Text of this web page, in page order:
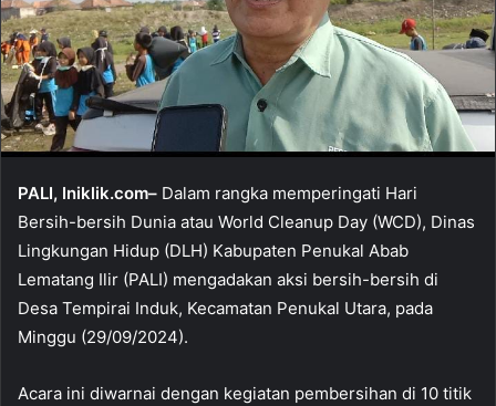
PALI, Iniklik.com– Dalam rangka memperingati Hari
Bersih-bersih Dunia atau World Cleanup Day (WCD), Dinas
Lingkungan Hidup (DLH) Kabupaten Penukal Abab
Lematang Ilir (PALI) mengadakan aksi bersih-bersih di
Desa Tempirai Induk, Kecamatan Penukal Utara, pada
Minggu (29/09/2024).
Acara ini diwarnai dengan kegiatan pembersihan di 10 titik